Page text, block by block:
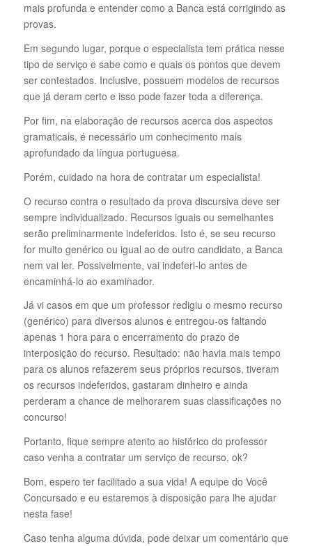
mais profunda e entender como a Banca está corrigindo as
provas.
Em segundo lugar, porque o especialista tem prática nesse
tipo de serviço e sabe como e quais os pontos que devem
ser contestados. Inclusive, possuem modelos de recursos
que já deram certo e isso pode fazer toda a diferença.
Por fim, na elaboração de recursos acerca dos aspectos
gramaticais, é necessário um conhecimento mais
aprofundado da língua portuguesa.
Porém, cuidado na hora de contratar um especialista!
O recurso contra o resultado da prova discursiva deve ser
sempre individualizado. Recursos iguais ou semelhantes
serão preliminarmente indeferidos. Isto é, se seu recurso
for muito genérico ou igual ao de outro candidato, a Banca
nem vai ler. Possivelmente, vai indeferi-lo antes de
encaminhá-lo ao examinador.
Já vi casos em que um professor redigiu o mesmo recurso
(genérico) para diversos alunos e entregou-os faltando
apenas 1 hora para o encerramento do prazo de
interposição do recurso. Resultado: não havia mais tempo
para os alunos refazerem seus próprios recursos, tiveram
os recursos indeferidos, gastaram dinheiro e ainda
perderam a chance de melhorarem suas classificações no
concurso!
Portanto, fique sempre atento ao histórico do professor
caso venha a contratar um serviço de recurso, ok?
Bom, espero ter facilitado a sua vida! A equipe do Você
Concursado e eu estaremos à disposição para lhe ajudar
nesta fase!
Caso tenha alguma dúvida, pode deixar um comentário que